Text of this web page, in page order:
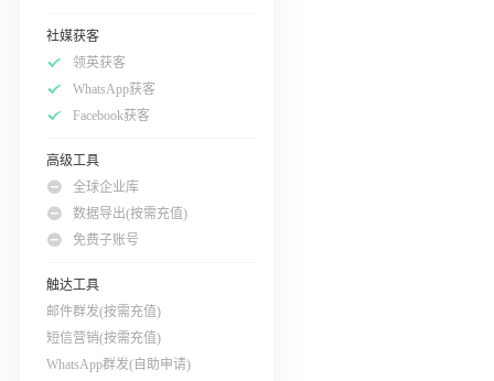
社媒获客
领英获客
WhatsApp获客
Facebook获客
高级工具
全球企业库
数据导出(按需充值)
免费子账号
触达工具
邮件群发(按需充值)
短信营销(按需充值)
WhatsApp群发(自助申请)